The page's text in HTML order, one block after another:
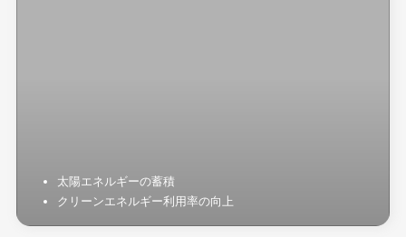
太陽エネルギーの蓄積
クリーンエネルギー利用率の向上